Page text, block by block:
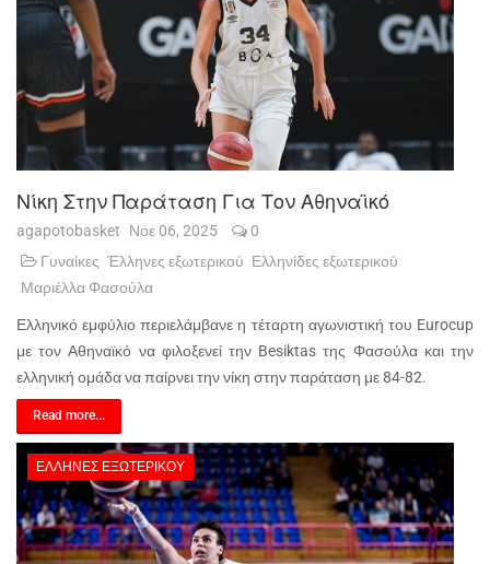
Νίκη Στην Παράταση Για Τον Αθηναϊκό
agapotobasket Νοε 06, 2025
0
Γυναίκες Έλληνες εξωτερικού Ελληνίδες εξωτερικού
Μαριέλλα Φασούλα
Ελληνικό εμφύλιο περιελάμβανε η τέταρτη αγωνιστική του Eurocup
με τον Αθηναϊκό να φιλοξενεί την Besiktas της Φασούλα και την
ελληνική ομάδα να παίρνει την νίκη στην παράταση με 84-82.
Read more...
ΈΛΛΗΝΕΣ ΕΞΩΤΕΡΙΚΟΎ